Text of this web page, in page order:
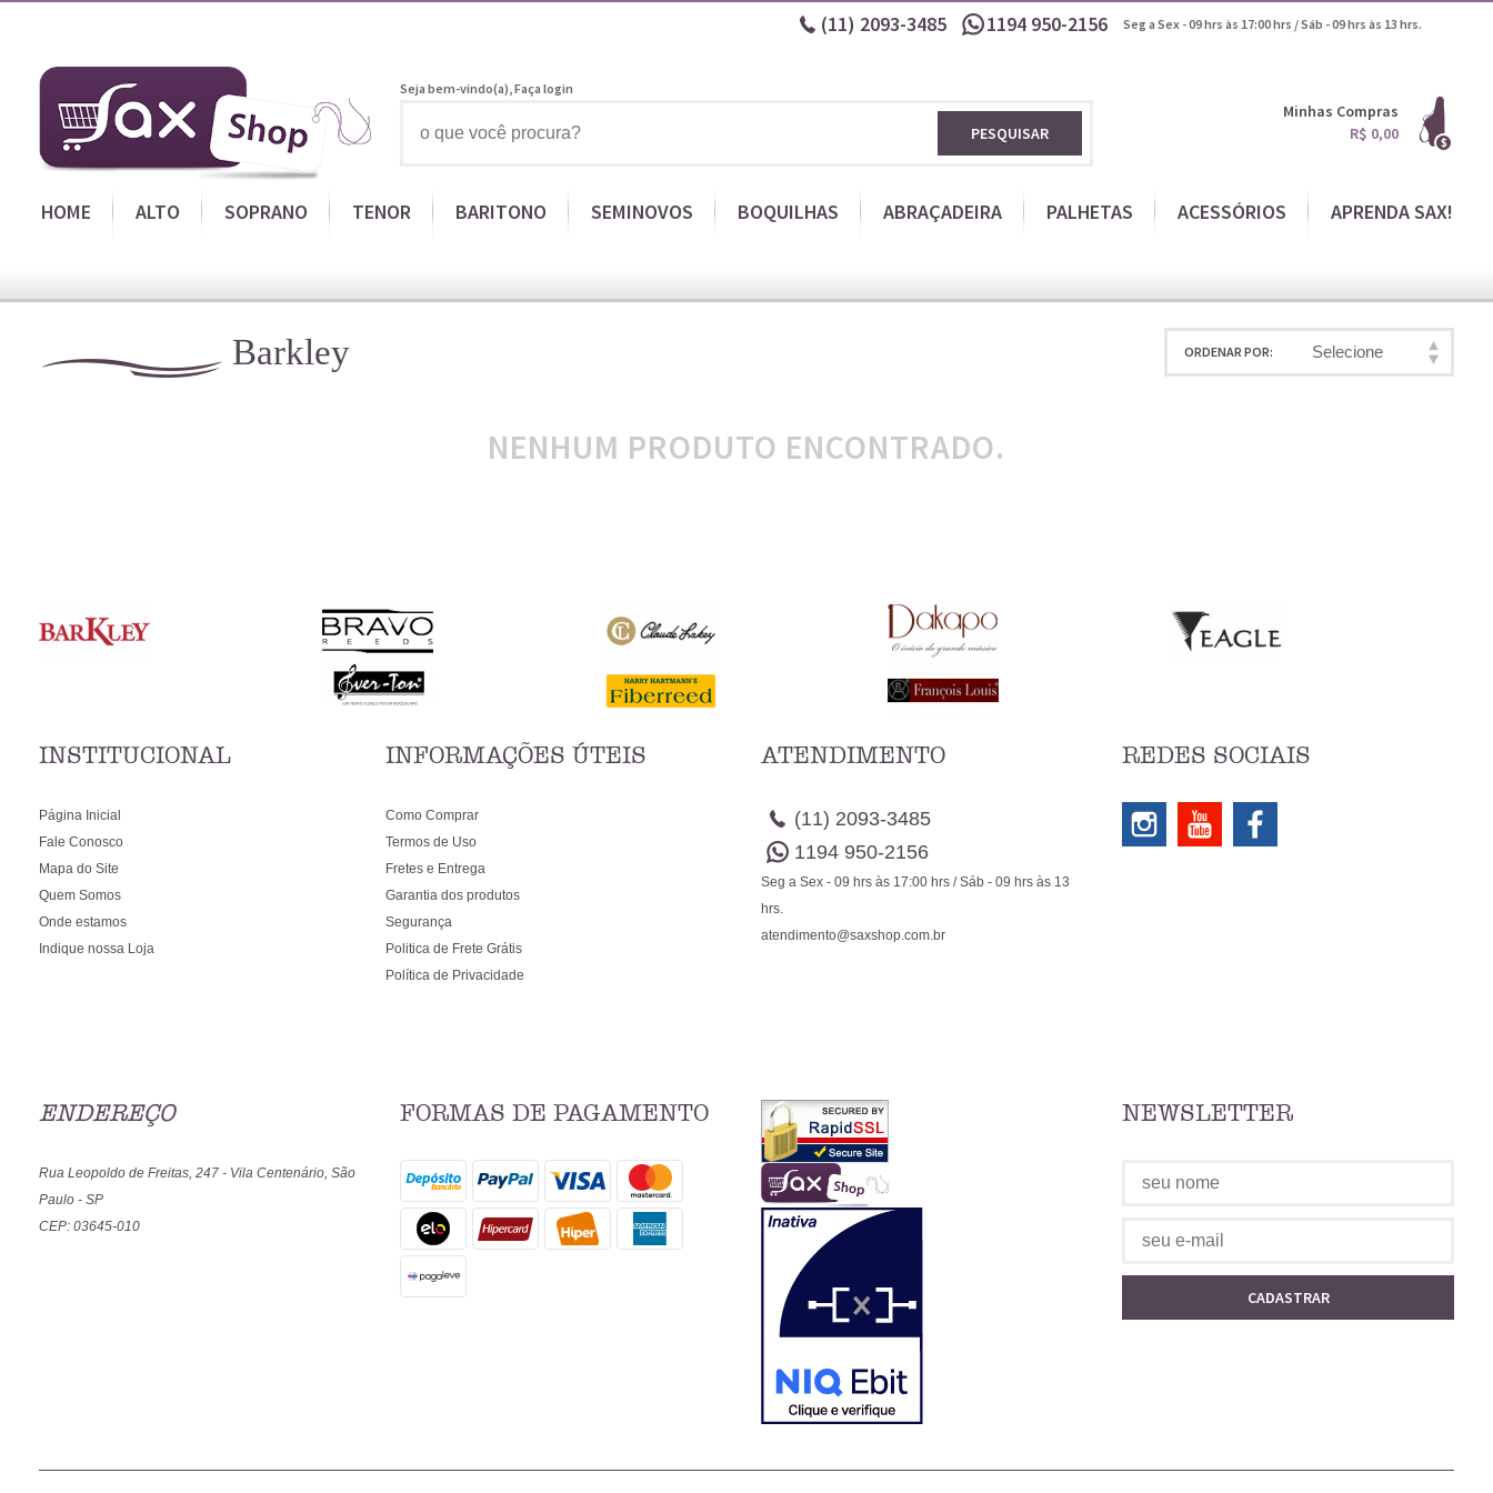
(11) 2093-3485 1194950-2156 Seg a Sex - 09 hrs às 17:00 hrs / Sáb - 09 hrs às 13 hrs.
Seja bem-vindo(a),Faça login
PESQUISAR
Minhas Compras
R$ 0,00
HOME ALTO SOPRANO TENOR BARITONO SEMINOVOS BOQUILHAS ABRAÇADEIRA PALHETAS ACESSÓRIOS APRENDA SAX!
Barkley ORDENAR POR Selecione
NENHUM PRODUTO ENCONTRADO.
INSTITUCIONAL
Página Inicial
Fale Conosco
Mapa do Site
Quem Somos
Onde estamos
Indique nossa Loja
INFORMAÇÕES ÚTEIS
Como Comprar
Termos de Uso
Fretes e Entrega
Garantia dos produtos
Segurança
Politica de Frete Grátis
Política de Privacidade
ATENDIMENTO
(11) 2093-3485
1194 950-2156
Seg a Sex - 09 hrs às 17:00 hrs / Sáb - 09 hrs às 13
hrs.
atendimento@saxshop.com.br
REDES SOCIAIS
ENDEREÇO
Rua Leopoldo de Freitas, 247 - Vila Centenário, São
Paulo - SP
CEP: 03645-010
FORMAS DE PAGAMENTO NEWSLETTER
CADASTRAR